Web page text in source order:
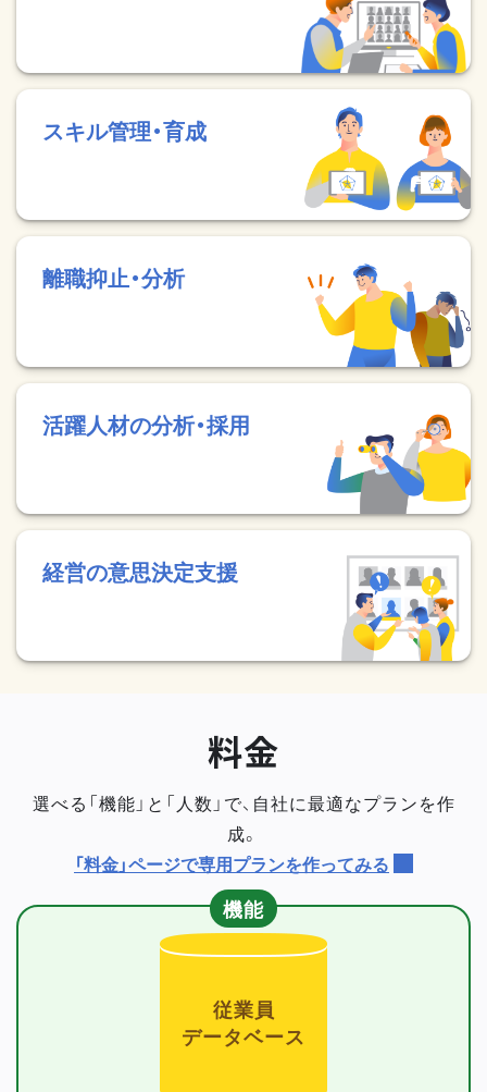
スキル管理・育成
離職抑止・分析
活躍人材の分析・採用
経営の意思決定支援
料金
選べる「機能」と「人数」で、自社に最適なプランを作
成。
「料金」ページで専用プランを作ってみる
機能
従業員
データベース